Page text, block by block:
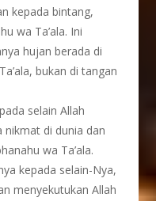
kepada bintang,
wa Ta’ala. Ini
hujan berada di
bukan di tangan
selain Allah
nikmat di dunia dan
wa Ta’ala.
kepada selain-Nya,
menyekutukan Allah